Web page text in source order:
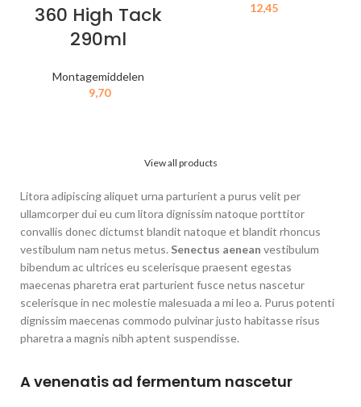
360 High Tack
290ml
Montagemiddelen
9,70
12,45
View all products
Litora adipiscing aliquet urna parturient a purus velit per
ullamcorper dui eu cum litora dignissim natoque porttitor
convallis donec dictumst blandit natoque et blandit rhoncus
vestibulum nam netus metus. Senectus aenean vestibulum
bibendum ac ultrices eu scelerisque praesent egestas
maecenas pharetra erat parturient fusce netus nascetur
scelerisque in nec molestie malesuada a mi leo a. Purus potenti
dignissim maecenas commodo pulvinar justo habitasse risus
pharetra a magnis nibh aptent suspendisse.
A venenatis ad fermentum nascetur